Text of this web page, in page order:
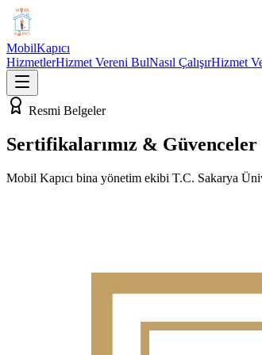
MobilKapıcı
HizmetlerHizmet Vereni BulNasıl ÇalışırHizmet
Resmi Belgeler
Sertifikalarımız & Güvenceler
Mobil Kapıcı bina yönetim ekibi T.C. Sakarya